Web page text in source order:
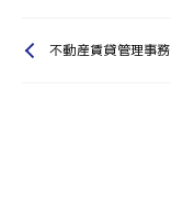
不動産賃貸管理事務